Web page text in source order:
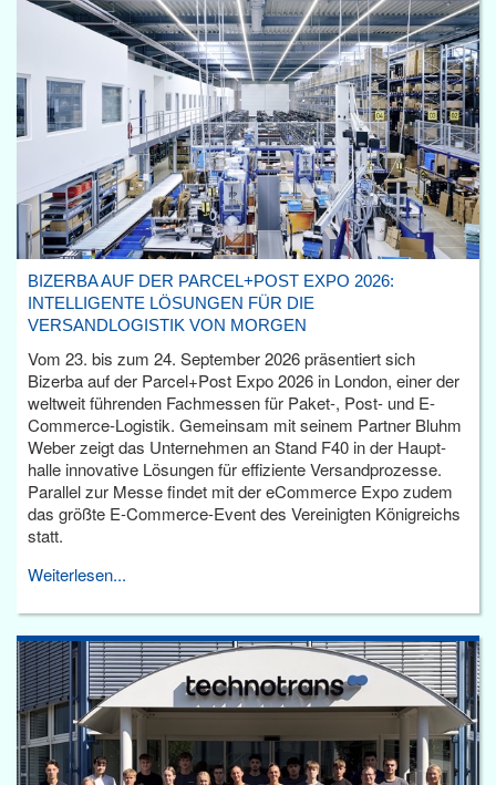
BIZERBA AUF DER PARCEL+POST EXPO 2026:
INTELLIGENTE LÖSUNGEN FÜR DIE
VERSANDLOGISTIK VON MORGEN
Vom 23. bis zum 24. September 2026 präsentiert sich
Bizerba auf der Parcel+Post Expo 2026 in London, einer der
weltweit führenden Fachmessen für Paket-, Post- und E-
Commerce-Logistik. Gemeinsam mit seinem Partner Bluhm
Weber zeigt das Unternehmen an Stand F40 in der Haupt­
halle innovative Lösungen für effiziente Versandprozesse.
Parallel zur Messe findet mit der eCommerce Expo zudem
das größte E-Commerce-Event des Vereinigten Königreichs
statt.
Weiterlesen...